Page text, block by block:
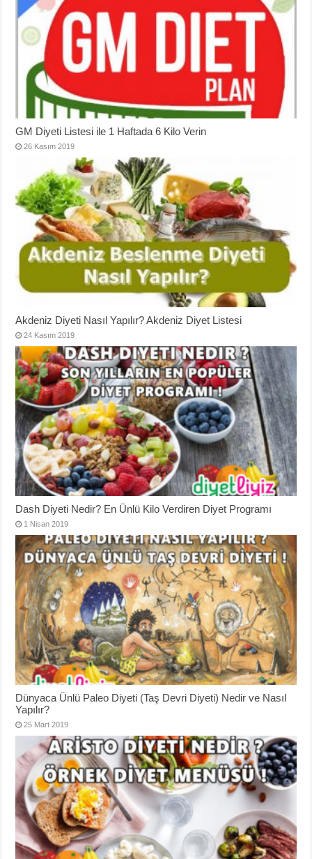
GM Diyeti Listesi ile 1 Haftada 6 Kilo Verin
26 Kasım 2019
Akdeniz Diyeti Nasıl Yapılır? Akdeniz Diyet Listesi
24 Kasım 2019
Dash Diyeti Nedir? En Ünlü Kilo Verdiren Diyet Programı
1 Nisan 2019
Dünyaca Ünlü Paleo Diyeti (Taş Devri Diyeti) Nedir ve Nasıl
Yapılır?
25 Mart 2019